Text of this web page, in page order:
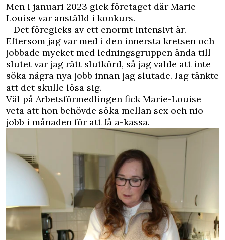
Men i januari 2023 gick företaget där ­Marie-
Louise var anställd i konkurs.
– Det föregicks av ett enormt intensivt år.
Eftersom jag var med i den innersta kretsen och
jobbade mycket med ledningsgruppen ända till
slutet var jag rätt slutkörd, så jag valde att inte
söka några nya jobb innan jag slutade. Jag tänkte
att det skulle lösa sig.
Väl på Arbetsförmedlingen fick ­Marie-Louise
veta att hon behövde söka mellan sex och nio
jobb i månaden för att få a-kassa.